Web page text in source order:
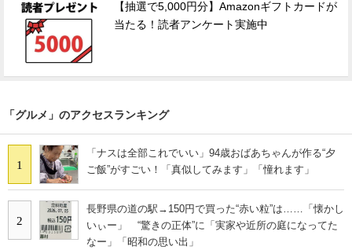
【抽選で5,000円分】Amazonギフトカードが
当たる！読者アンケート実施中
「グルメ」のアクセスランキング
1
「ナスは全部これでいい」94歳おばあちゃんが作る“夕
ご飯”がすごい！「真似してみます」「憧れます」
2
長野県の道の駅→150円で買った“赤い粒”は……「懐かし
いぃー」 “驚きの正体”に「実家や近所の庭になってた
なー」「昭和の思い出」